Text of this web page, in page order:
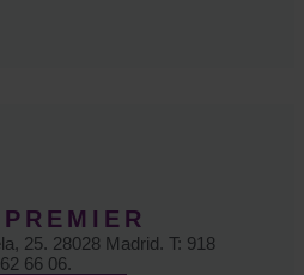
25. 28028 Madrid. T: 918
62 66 06.